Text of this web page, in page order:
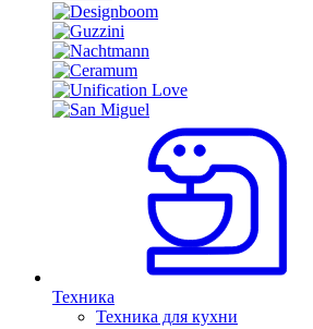
Техника
Техника для кухни